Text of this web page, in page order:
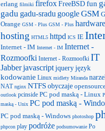
erlang filmiki firefox FreeBSD fun
gadu gadu-sradu googleGSM
Orange GSM - Plus GSM - Plus hardware
hosting HTML5 httpd ICS IE
Internet - IM Internet - IM Internet -
Rozmoofki Internet - Rozmoofki IT
Jabberjavascript jquery język
kodowanie Linux midlety Miranda
NAT nginx NTFS obyczaje
outlook pcinside PC pod maską - Linux
maską - Unix PC pod maską -
PC pod maską - Windows photoshop
phpcon play podróże podsumowanie Po